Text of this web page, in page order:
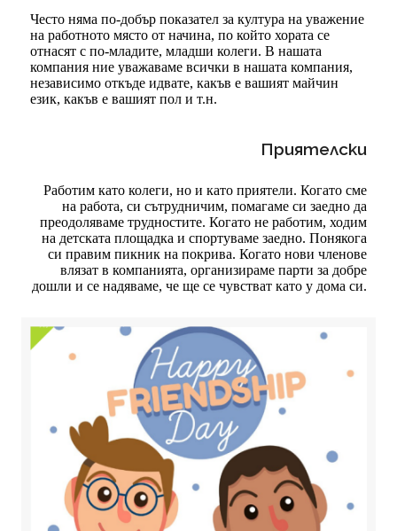
Често няма по-добър показател за култура на уважение
на работното място от начина, по който хората се
отнасят с по-младите, младши колеги. В нашата
компания ние уважаваме всички в нашата компания,
независимо откъде идвате, какъв е вашият майчин
език, какъв е вашият пол и т.н.
Приятелски
Работим като колеги, но и като приятели. Когато сме
на работа, си сътрудничим, помагаме си заедно да
преодоляваме трудностите. Когато не работим, ходим
на детската площадка и спортуваме заедно. Понякога
си правим пикник на покрива. Когато нови членове
влязат в компанията, организираме парти за добре
дошли и се надяваме, че ще се чувстват като у дома си.